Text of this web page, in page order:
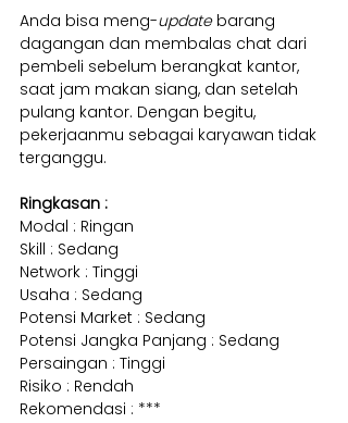
Anda bisa meng-update barang
dagangan dan membalas chat dari
pembeli sebelum berangkat kantor,
saat jam makan siang, dan setelah
pulang kantor. Dengan begitu,
pekerjaanmu sebagai karyawan tidak
terganggu.
Ringkasan :
Modal : Ringan
Skill : Sedang
Network : Tinggi
Usaha : Sedang
Potensi Market : Sedang
Potensi Jangka Panjang : Sedang
Persaingan : Tinggi
Risiko : Rendah
Rekomendasi : ***